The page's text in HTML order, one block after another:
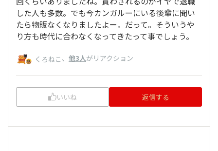
した人も多数。でも今カンガルーにいる後輩に聞い
たら物販なくなりましたよー。だって。そういうや
り方も時代に合わなくなってきたって事でしょう。
くろねこ 、 他3人がリアクション
いいね 返信する